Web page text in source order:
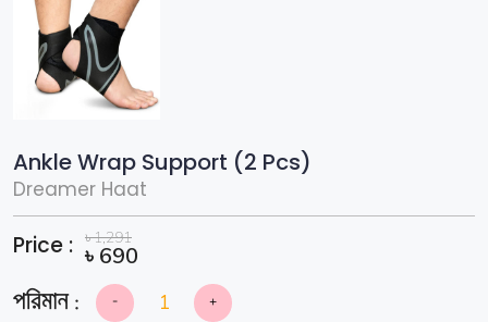
Ankle Wrap Support (2 Pcs)
Dreamer Haat
Price : ৳1,291
৳ 690
- +